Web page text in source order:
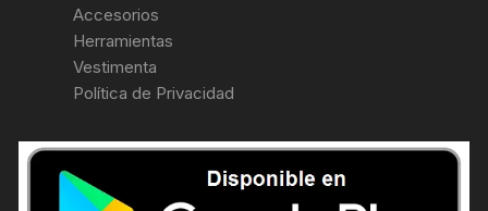
Accesorios
Herramientas
Vestimenta
Política de Privacidad